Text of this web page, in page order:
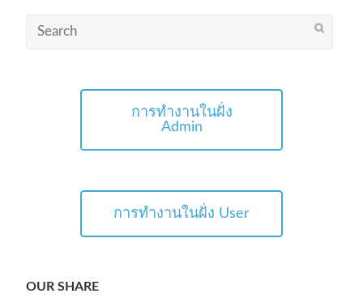
Search
การทำงานในฝั่ง
Admin
การทำงานในฝั่ง User
OUR SHARE